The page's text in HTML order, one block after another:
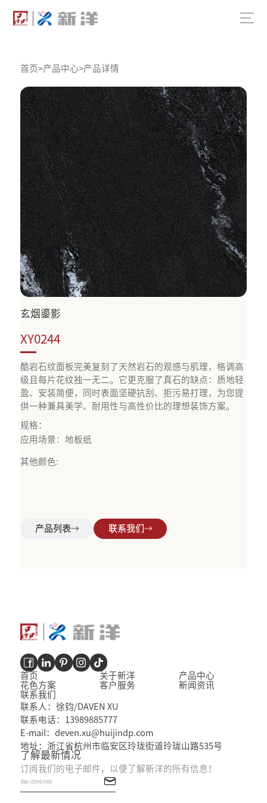
首页>产品中心>产品详情
玄烟鎏影
XY0244
酷岩石纹面板完美复刻了天然岩石的观感与肌理，格调高
级且每片花纹独一无二。它更克服了真石的缺点：质地轻
盈、安装简便，同时表面坚硬抗刮、拒污易打理，为您提
供一种兼具美学、耐用性与高性价比的理想装饰方案。
规格：
应用场景：地板纸
其他颜色:
产品列表 联系我们
首页 关于新洋
产品中心
花色方案
客户服务
新闻资讯
联系我们
联系人：徐钧/DAVEN XU
联系电话：13989885777
E-mail：deven.xu@huijindp.com
地址：浙江省杭州市临安区玲珑街道玲珑山路535号
了解最新情况
订阅我们的电子邮件，以便了解新洋的所有信息！